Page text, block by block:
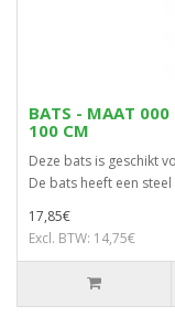
BATS - MAAT 000
100 CM
Deze bats is geschikt
De bats heeft een steel
17,85€
Excl. BTW: 14,75€